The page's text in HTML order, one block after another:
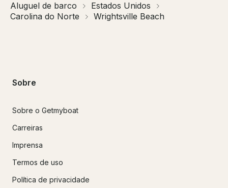
Aluguel de barco
Estados Unidos
Carolina do Norte
Wrightsville Beach
Sobre
Sobre o Getmyboat
Carreiras
Imprensa
Termos de uso
Política de privacidade